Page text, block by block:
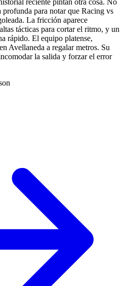
profunda para notar que Racing vs
La fricción aparece
tácticas para cortar el ritmo, y un
rápido. El equipo platense,
Avellaneda a regalar metros. Su
la salida y forzar el error